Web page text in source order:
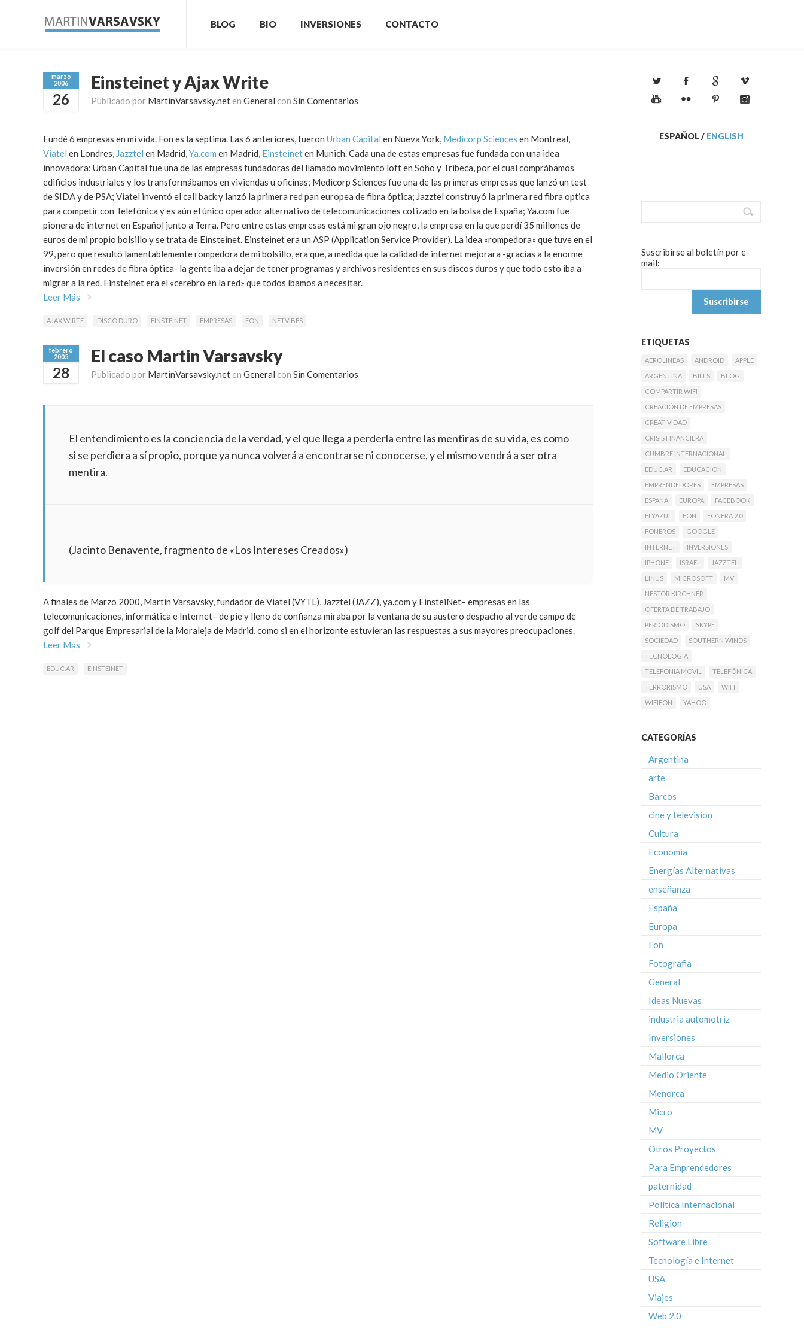
BLOG BIO INVERSIONES CONTACTO
marzo
2006
26
Einsteinet y Ajax Write
Publicado por MartinVarsavsky.net en General con Sin Comentarios
Fundé 6 empresas en mi vida. Fon es la séptima. Las 6 anteriores, fueron Urban Capital en Nueva York, Medicorp Sciences en Montreal,
Viatel en Londres, Jazztel en Madrid,Ya.com en Madrid, Einsteineten Munich. Cada una de estas empresas fue fundada con una idea
innovadora: Urban Capital fue una de las empresas fundadoras del llamado movimiento loft en Soho y Tribeca, por el cual comprábamos
edificios industriales y los transformábamos en viviendas u oficinas; Medicorp Sciences fue una de las primeras empresas que lanzó un test
de SIDA y de PSA; Viatel inventó el call back y lanzó la primera red pan europea de fibra óptica; Jazztel construyó la primera red fibra optica
para competir con Telefónica y es aún el único operador alternativo de telecomunicaciones cotizado en la bolsa de España; Ya.com fue
pionera de internet en Español junto a Terra. Pero entre estas empresas está mi gran ojo negro, la empresa en la que perdí 35 millones de
euros de mi propio bolsillo y se trata de Einsteinet. Einsteinet era un ASP (Application Service Provider). La idea «rompedora» que tuve en el
99, pero que resultó lamentablemente rompedora de mi bolsillo, era que, a medida que la calidad de internet mejorara -gracias a la enorme
inversión en redes de fibra óptica- la gente iba a dejar de tener programas y archivos residentes en sus discos duros y que todo esto iba a
migrar a la red. Einsteinet era el «cerebro en la red» que todos íbamos a necesitar.
Leer Más
AJAX WIRTE DISCO DURO EINSTEINET EMPRESAS FON NETVIBES
febrero
2005
28
El caso Martin Varsavsky
Publicado por MartinVarsavsky.net en General con Sin Comentarios
El entendimiento es la conciencia de la verdad, y el que llega a perderla entre las mentiras de su vida, es como
si se perdiera a sí propio, porque ya nunca volverá a encontrarse ni conocerse, y el mismo vendrá a ser otra
mentira.
(Jacinto Benavente, fragmento de «Los Intereses Creados»)
A finales de Marzo 2000, Martin Varsavsky, fundador de Viatel (VYTL), Jazztel (JAZZ), ya.com y EinsteiNet– empresas en las
telecomunicaciones, informática e Internet– de pie y lleno de confianza miraba por la ventana de su austero despacho al verde campo de
golf del Parque Empresarial de la Moraleja de Madrid, como si en el horizonte estuvieran las respuestas a sus mayores preocupaciones.
Leer Más
EDUC.AR EINSTEINET
ESPAÑOL / ENGLISH
Suscribirse al boletín por e-
mail:
ETIQUETAS
AEROLINEAS ANDROID
APPLE
ARGENTINA
BILLS
BLOG
COMPARTIR WIFI
CREACIÓN DE EMPRESAS
CREATIVIDAD
CRISIS FINANCIERA
CUMBRE INTERNACIONAL
EDUC.AR
EDUCACION
EMPRENDEDORES
EMPRESAS
ESPAÑA
EUROPA
FACEBOOK
FLYAZUL
FON
FONERA 2.0
FONEROS
GOOGLE
INTERNET
INVERSIONES
IPHONE
ISRAEL
JAZZTEL
LINUS
MICROSOFT
MV
NESTOR KIRCHNER
OFERTA DE TRABAJO
PERIODISMO
SKYPE
SOCIEDAD
SOUTHERN WINDS
TECNOLOGIA
TELEFONIA MOVIL
TELEFÓNICA
TERRORISMO
USA
WIFI
WIFIFON
YAHOO
CATEGORÍAS
Argentina
arte
Barcos
cine y television
Cultura
Economia
Energías Alternativas
enseñanza
España
Europa
Fon
Fotografia
General
Ideas Nuevas
industria automotriz
Inversiones
Mallorca
Medio Oriente
Menorca
Micro
MV
Otros Proyectos
Para Emprendedores
paternidad
Política Internacional
Religion
Software Libre
Tecnología e Internet
USA
Viajes
Web 2.0